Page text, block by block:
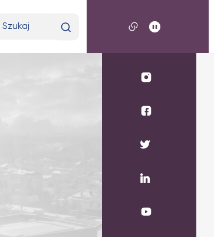
wyszukiwaną
Profil
Profil
Profil
Profil
Linkedin
UKSW